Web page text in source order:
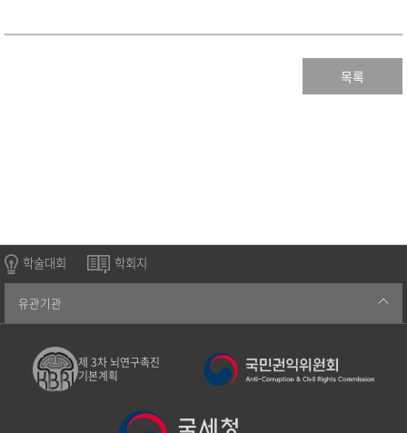
목록
학술대회 학회지
유관기관
제 3차 뇌연구촉진
기본계획